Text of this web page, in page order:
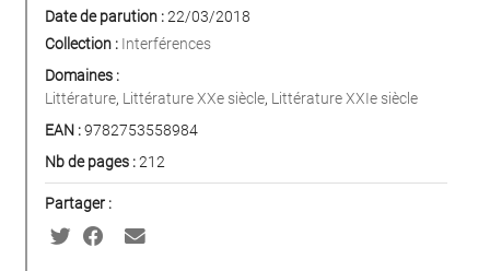
Date de parution :22/03/2018
Collection : Interférences
Domaines :
Littérature, Littérature XXe siècle, Littérature XXIe siècle
EAN :9782753558984
Nb de pages :212
Partager :